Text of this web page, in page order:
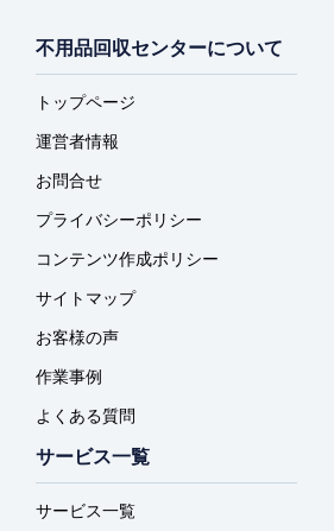
不用品回収センターについて
トップページ
運営者情報
お問合せ
プライバシーポリシー
コンテンツ作成ポリシー
サイトマップ
お客様の声
作業事例
よくある質問
サービス一覧
サービス一覧